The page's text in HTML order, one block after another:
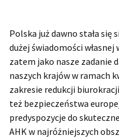
Polska już dawno stała
dużej świadomości
zatem jako nasze zadanie
naszych krajów w ramach
zakresie redukcji
też bezpieczeństwa
predyspozycje do
AHK w najróżniejszych